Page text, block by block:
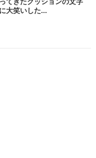
大笑いした...